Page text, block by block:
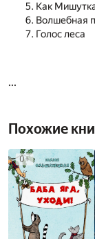
Как
Волшебная
Голос леса
...
Похожие